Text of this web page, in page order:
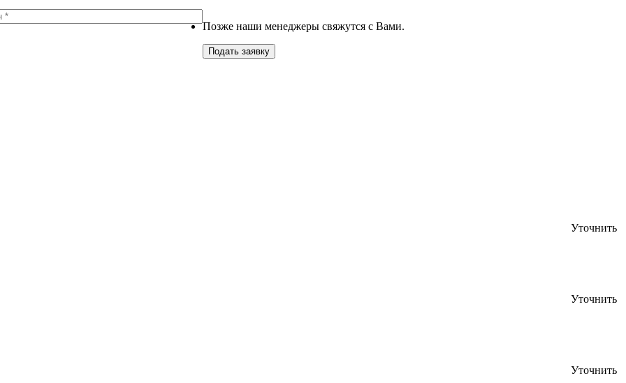
Позже наши менеджеры свяжутся с Вами.
Подать заявку
Уточнить
Уточнить
Уточнить